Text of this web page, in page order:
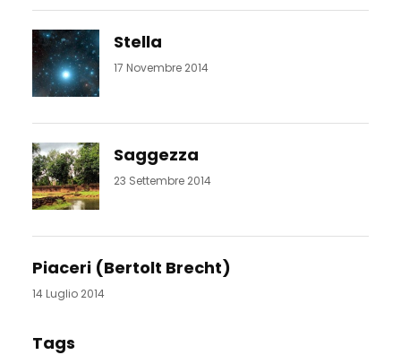
Stella
17 Novembre 2014
Saggezza
23 Settembre 2014
Piaceri (Bertolt Brecht)
14 Luglio 2014
Tags